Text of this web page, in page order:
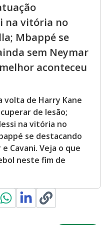
na vitória no
Mbappé se
sem Neymar
aconteceu
volta de Harry Kane
de lesão;
na vitória no
se destacando
Cavani. Veja o que
neste fim de